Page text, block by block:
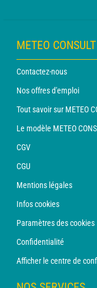
METEO CONSULT
Contactez-nous
Nos offres d'emploi
Tout savoir sur METEO
Le modèle METEO
CGV
CGU
Mentions légales
Infos cookies
Paramètres des cookies
Confidentialité
Afficher le centre de